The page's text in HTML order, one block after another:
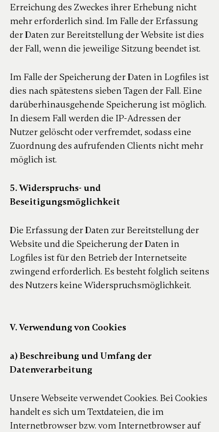
Erreichung des Zweckes ihrer Erhebung nicht
mehr erforderlich sind. Im Falle der Erfassung
der Daten zur Bereitstellung der Website ist dies
der Fall, wenn die jeweilige Sitzung beendet ist.
Im Falle der Speicherung der Daten in Logfiles ist
dies nach spätestens sieben Tagen der Fall. Eine
darüberhinausgehende Speicherung ist möglich.
In diesem Fall werden die IP-Adressen der
Nutzer gelöscht oder verfremdet, sodass eine
Zuordnung des aufrufenden Clients nicht mehr
möglich ist.
5. Widerspruchs- und
Beseitigungsmöglichkeit
Die Erfassung der Daten zur Bereitstellung der
Website und die Speicherung der Daten in
Logfiles ist für den Betrieb der Internetseite
zwingend erforderlich. Es besteht folglich seitens
des Nutzers keine Widerspruchsmöglichkeit.
V. Verwendung von Cookies
a) Beschreibung und Umfang der
Datenverarbeitung
Unsere Webseite verwendet Cookies. Bei Cookies
handelt es sich um Textdateien, die im
Internetbrowser bzw. vom Internetbrowser auf